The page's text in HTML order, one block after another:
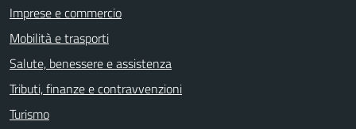
Imprese e commercio
Mobilità e trasporti
Salute, benessere e assistenza
Tributi, finanze e contravvenzioni
Turismo